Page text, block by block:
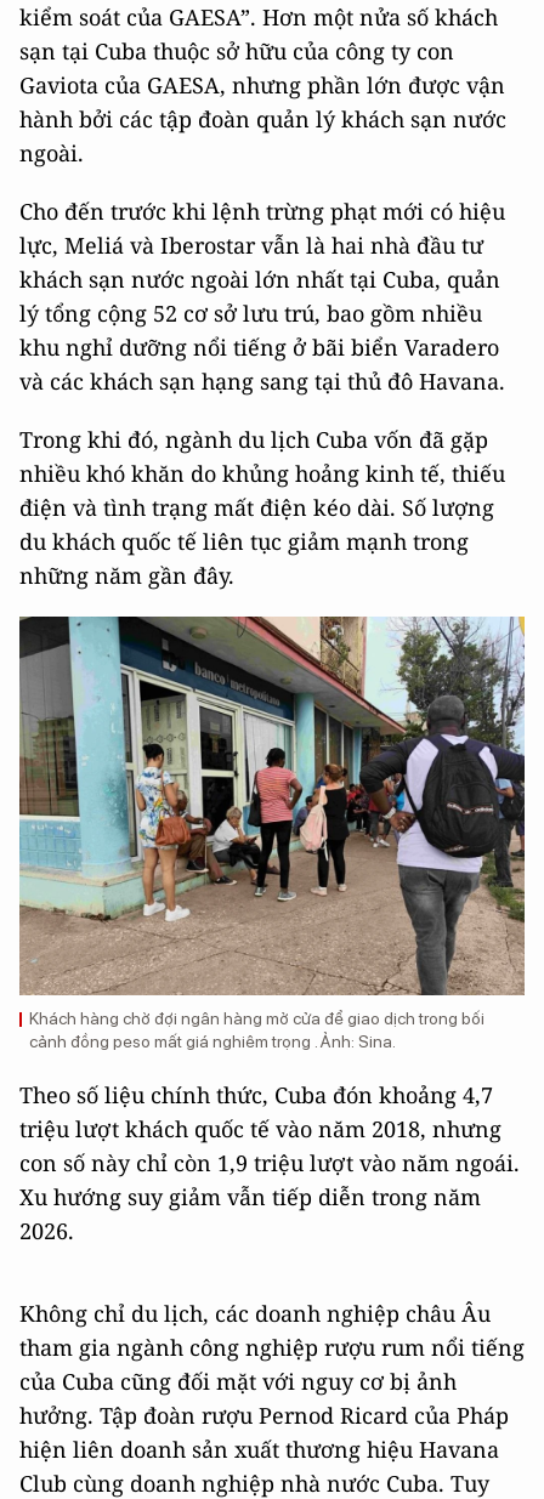
kiểm soát của GAESA”. Hơn một nửa số khách
sạn tại Cuba thuộc sở hữu của công ty con
Gaviota của GAESA, nhưng phần lớn được vận
hành bởi các tập đoàn quản lý khách sạn nước
ngoài.
Cho đến trước khi lệnh trừng phạt mới có hiệu
lực, Meliá và Iberostar vẫn là hai nhà đầu tư
khách sạn nước ngoài lớn nhất tại Cuba, quản
lý tổng cộng 52 cơ sở lưu trú, bao gồm nhiều
khu nghỉ dưỡng nổi tiếng ở bãi biển Varadero
và các khách sạn hạng sang tại thủ đô Havana.
Trong khi đó, ngành du lịch Cuba vốn đã gặp
nhiều khó khăn do khủng hoảng kinh tế, thiếu
điện và tình trạng mất điện kéo dài. Số lượng
du khách quốc tế liên tục giảm mạnh trong
những năm gần đây.
Khách hàng chờ đợi ngân hàng mở cửa để giao dịch trong bối
cảnh đồng peso mất giá nghiêm trọng . Ảnh: Sina.
Theo số liệu chính thức, Cuba đón khoảng 4,7
triệu lượt khách quốc tế vào năm 2018, nhưng
con số này chỉ còn 1,9 triệu lượt vào năm ngoái.
Xu hướng suy giảm vẫn tiếp diễn trong năm
2026.
Không chỉ du lịch, các doanh nghiệp châu Âu
tham gia ngành công nghiệp rượu rum nổi tiếng
của Cuba cũng đối mặt với nguy cơ bị ảnh
hưởng. Tập đoàn rượu Pernod Ricard của Pháp
hiện liên doanh sản xuất thương hiệu Havana
Club cùng doanh nghiệp nhà nước Cuba. Tuy